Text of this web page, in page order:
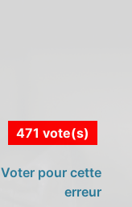
471 vote(s)
Voter pour cette
erreur